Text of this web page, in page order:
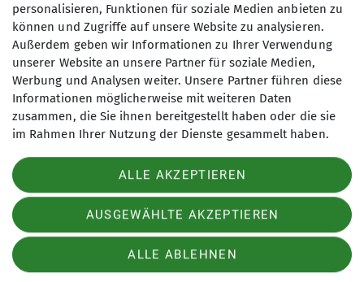
Sektion
Aktuelles
Sektion Wiesbaden des Deutschen Alpenvereins e.V.
In der Lach 4
Telefon +4961159334
Datenschutz-Einstellungen
Datenschutz
Impressum
Öffnungszeiten
personalisieren, Funktionen für soziale Medien anbieten zu
können und Zugriffe auf unsere Website zu analysieren.
Außerdem geben wir Informationen zu Ihrer Verwendung
unserer Website an unsere Partner für soziale Medien,
Werbung und Analysen weiter. Unsere Partner führen diese
Informationen möglicherweise mit weiteren Daten
zusammen, die Sie ihnen bereitgestellt haben oder die sie
im Rahmen Ihrer Nutzung der Dienste gesammelt haben.
YOUTUBE VIDEOS
Alles akzeptieren (Übertragung von Nutzerdaten und
Cookies)
Cookie Beschreibung
ALLE AKZEPTIEREN
AUSGEWÄHLTE AKZEPTIEREN
ALLE ABLEHNEN